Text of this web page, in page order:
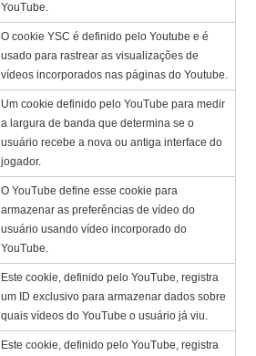
YouTube.
O cookie YSC é definido pelo Youtube e é
usado para rastrear as visualizações de
vídeos incorporados nas páginas do Youtube.
Um cookie definido pelo YouTube para medir
a largura de banda que determina se o
usuário recebe a nova ou antiga interface do
jogador.
O YouTube define esse cookie para
armazenar as preferências de vídeo do
usuário usando vídeo incorporado do
YouTube.
Este cookie, definido pelo YouTube, registra
um ID exclusivo para armazenar dados sobre
quais vídeos do YouTube o usuário já viu.
Este cookie, definido pelo YouTube, registra